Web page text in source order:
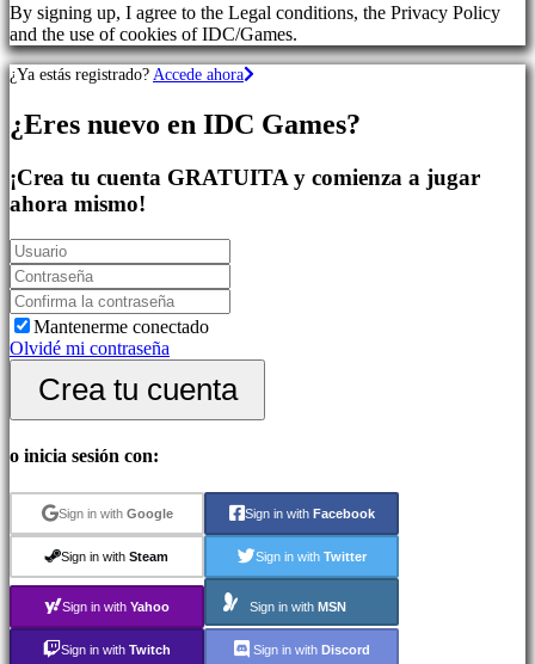
Comunidad
Gameplay
Game
Noticias
Guías
Foros
IDC
Plays
Soporte
FAQ
Cuenta
Iniciar
sesión
Olvidé
mi
contraseña
By signing up, I agree to the Legal conditions, the Privacy Policy
and the use of cookies of IDC/Games.
¿Ya estás registrado? Accede ahora
¿Eres nuevo en IDC Games?
¡Crea tu cuenta GRATUITA y comienza a jugar
ahora mismo!
Mantenerme conectado
Olvidé mi contraseña
Crea tu cuenta
o inicia sesión con:
Sign in with Google Sign in with Facebook
Sign in with Steam Sign in with Twitter
Sign in with Yahoo Sign in with MSN
Sign in with Twitch Sign in with Discord